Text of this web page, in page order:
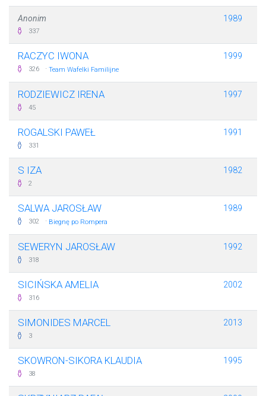
Anonim
337
1989
RACZYC IWONA
326 · Team Wafelki Familijne
1999
RODZIEWICZ IRENA
45
1997
ROGALSKI PAWEŁ
331
1991
S IZA
2
1982
SALWA JAROSŁAW
302 · Biegnę po Rompera
1989
SEWERYN JAROSŁAW
318
1992
SICIŃSKA AMELIA
316
2002
SIMONIDES MARCEL
3
2013
SKOWRON-SIKORA KLAUDIA
38
1995